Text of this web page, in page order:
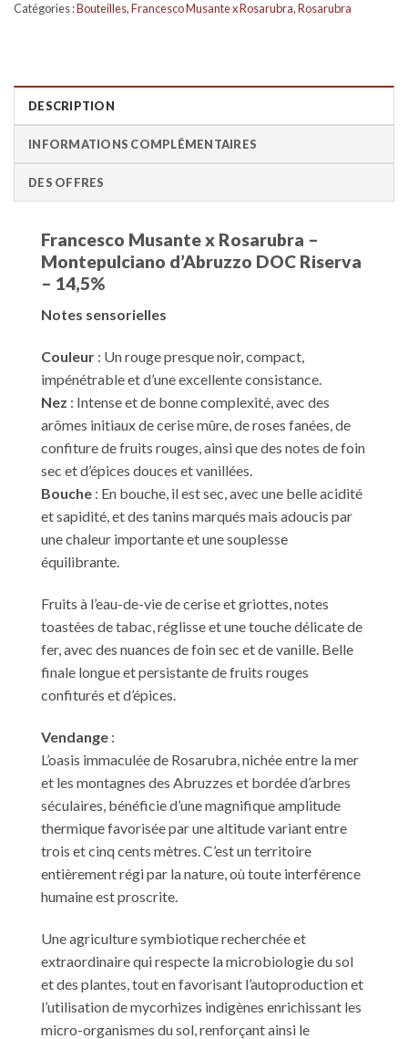
Catégories :Bouteilles,Francesco Musante x Rosarubra,Rosarubra
DESCRIPTION
INFORMATIONS COMPLÉMENTAIRES
DES OFFRES
Francesco Musante x Rosarubra –
Montepulciano d’Abruzzo DOC Riserva
– 14,5%
Notes sensorielles
Couleur : Un rouge presque noir, compact,
impénétrable et d’une excellente consistance.
Nez : Intense et de bonne complexité, avec des
arômes initiaux de cerise mûre, de roses fanées, de
confiture de fruits rouges, ainsi que des notes de foin
sec et d’épices douces et vanillées.
Bouche : En bouche, il est sec, avec une belle acidité
et sapidité, et des tanins marqués mais adoucis par
une chaleur importante et une souplesse
équilibrante.
Fruits à l’eau-de-vie de cerise et griottes, notes
toastées de tabac, réglisse et une touche délicate de
fer, avec des nuances de foin sec et de vanille. Belle
finale longue et persistante de fruits rouges
confiturés et d’épices.
Vendange :
L’oasis immaculée de Rosarubra, nichée entre la mer
et les montagnes des Abruzzes et bordée d’arbres
séculaires, bénéficie d’une magnifique amplitude
thermique favorisée par une altitude variant entre
trois et cinq cents mètres. C’est un territoire
entièrement régi par la nature, où toute interférence
humaine est proscrite.
Une agriculture symbiotique recherchée et
extraordinaire qui respecte la microbiologie du sol
et des plantes, tout en favorisant l’autoproduction et
l’utilisation de mycorhizes indigènes enrichissant les
micro-organismes du sol, renforçant ainsi le